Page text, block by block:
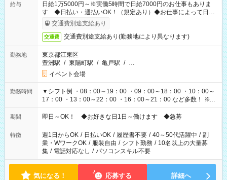
給与
日給1万5000円～※実働5時間で日給7000円のお仕事もありま
す ◆日払い・週払いOK！（規定あり）◆お仕事によって日給
も異なります
交通費別途支給あり
交通費 交通費別途支給あり(勤務地により異なります)
勤務地
東京都江東区
豊洲駅 / 東陽町駅 / 亀戸駅 / …
イベント会場
勤務時間
▼シフト例 ・08：00～19：00 ・09：00～18：00 ・10：00～
17：00 ・13：00～22：00 ・16：00～21：00 など多数！ ※お
仕事により勤務時間が異なります
期間 即日～OK！ ◆お好きな日1日～働けます ◆急募
特徴 週1日からOK / 日払いOK / 履歴書不要 / 40～50代活躍中 / 副
業・WワークOK / 服装自由 / シフト勤務 / 10名以上の大量募
集 / 電話対応なし / パソコンスキル不要
気になる！ 応募する 詳細へ